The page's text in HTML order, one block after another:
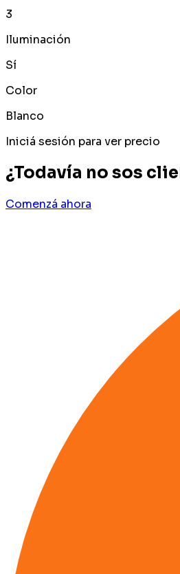
3
Iluminación
Sí
Color
Blanco
Iniciá sesión para ver precio
¿Todavía no sos
Comenzá ahora